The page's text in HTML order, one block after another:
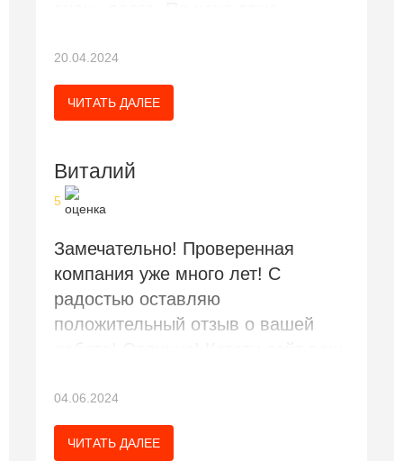
20.04.2024
ЧИТАТЬ ДАЛЕЕ
Виталий
5
Замечательно! Проверенная
компания уже много лет! С
радостью оставляю
положительный отзыв о вашей
этих ребят услуги, даже не
думайте. Самая лучшая фирма во
Всем Крыму!
04.06.2024
ЧИТАТЬ ДАЛЕЕ